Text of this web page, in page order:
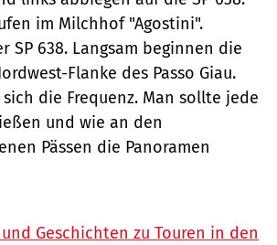
im Milchhof "Agostini".
SP 638. Langsam beginnen die
Flanke des Passo Giau.
die Frequenz. Man sollte jede
und wie an den
Pässen die Panoramen
Geschichten zu Touren in den